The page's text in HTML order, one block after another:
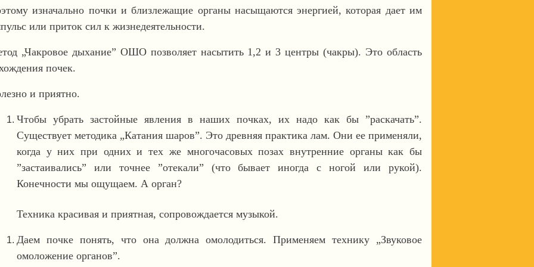
изначально почки и близлежащие органы насыщаются энергией, которая дает им
или приток сил к жизнедеятельности.
„Чакровое дыхание” ОШО позволяет насытить 1,2 и 3 центры (чакры). Это область
почек.
и приятно.
Чтобы убрать застойные явления в наших почках, их надо как бы ”раскачать”.
Существует методика „Катания шаров”. Это древняя практика лам. Они ее применяли,
когда у них при одних и тех же многочасовых позах внутренние органы как бы
”застаивались” или точнее ”отекали” (что бывает иногда с ногой или рукой).
Конечности мы ощущаем. А орган?
Техника красивая и приятная, сопровождается музыкой.
Даем почке понять, что она должна омолодиться. Применяем технику „Звуковое
омоложение органов”.